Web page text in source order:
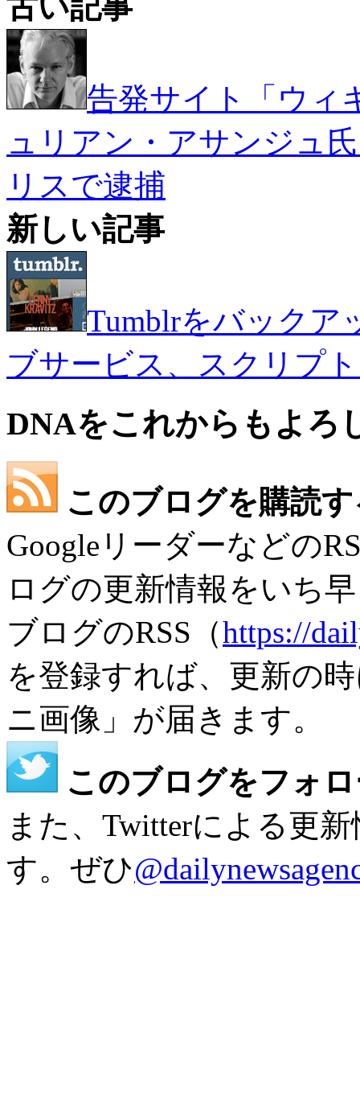
古い記事
告発サイト「ウィ
ュリアン・アサンジュ
リスで逮捕
新しい記事
Tumblrをバックア
ブサービス、スクリプ
DNAをこれからもよろ
このブログを購読
Googleリーダーなどの
ログの更新情報をいち
ブログのRSS（https://
を登録すれば、更新の
ニ画像」が届きます。
このブログをフォ
また、Twitterによる更
す。ぜひ